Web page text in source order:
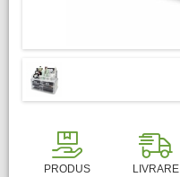
PRODUS
LIVRARE